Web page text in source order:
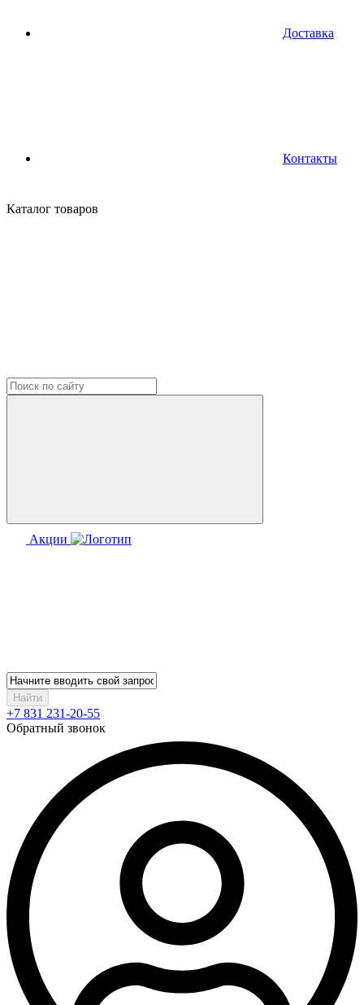
Доставка
Контакты
Каталог товаров
Акции
Найти
+7 831 231-20-55
Обратный звонок